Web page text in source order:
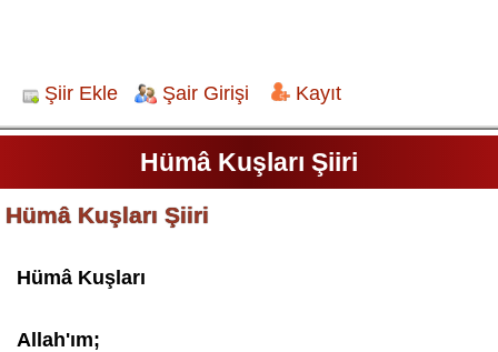
Şiir Ekle Şair Girişi Kayıt
Hümâ Kuşları Şiiri
Hümâ Kuşları Şiiri
Hümâ Kuşları
Allah'ım;